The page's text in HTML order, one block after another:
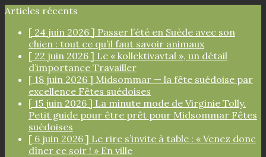
Articles récents
[ 24 juin 2026 ] Passer l’été en Suède avec son
chien : tout ce qu’il faut savoir animaux
[ 22 juin 2026 ] Le « kollektivavtal », un détail
d’importance Travailler
[ 18 juin 2026 ] Midsommar — la fête suédoise par
excellence Fêtes suédoises
[ 15 juin 2026 ] La minute mode de Virginie Tolly.
Petit guide pour être prêt pour Midsommar Fêtes
suédoises
[ 6 juin 2026 ] Le rire s’invite à table : « Venez donc
dîner ce soir ! » En ville